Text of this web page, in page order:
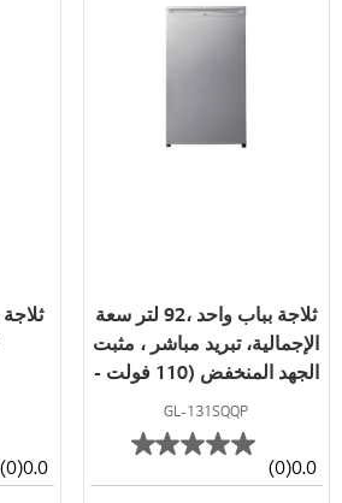
ثلاجة بباب واحد ،92 لتر سعة
الإجمالية، تبريد مباشر ، مثبت
الجهد المنخفض (110 فولت -
290 فولت) ، حجرة التجميد ،
رفان سلكيان
GL-131SQQP
0.0
(0)
0.0
(0)